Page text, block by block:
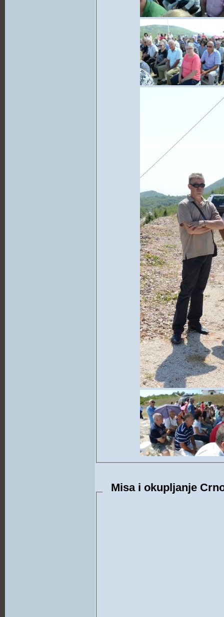
Misa i okupljanje